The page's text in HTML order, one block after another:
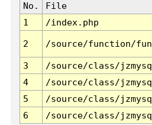
No. File
1
/index.php
2 /source/function/
3 /source/class/
4
/source/class/
5
/source/class/
6
/source/class/